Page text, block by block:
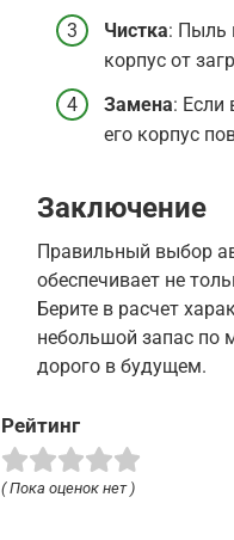
Чистка: Пыль
корпус от
Замена: Если
его корпус
Заключение
Правильный выбор
обеспечивает не
Берите в расчет
небольшой запас по
дорого в будущем.
Рейтинг
( Пока оценок нет )